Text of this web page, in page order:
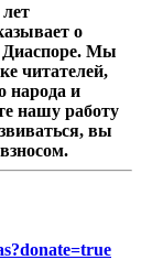
о
Диаспоре. Мы
читателей,
народа и
нашу работу
вы